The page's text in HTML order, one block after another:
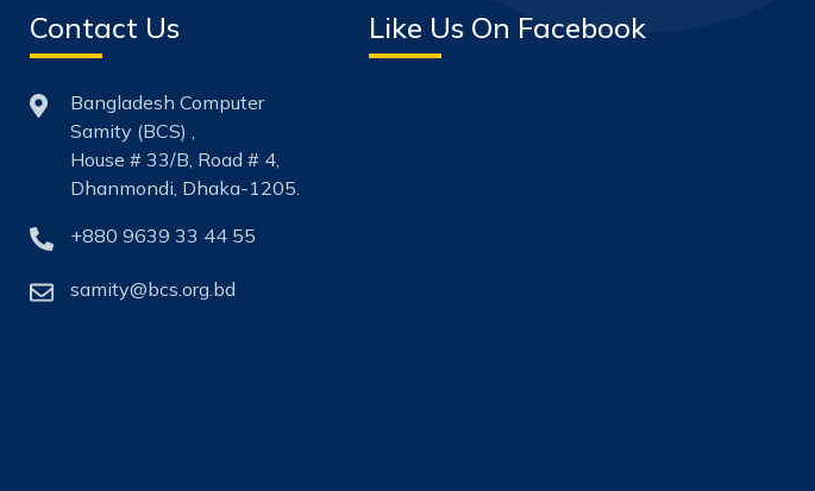
Contact Us
Bangladesh Computer
Samity (BCS) ,
House # 33/B, Road # 4,
Dhanmondi, Dhaka-1205.
+880 9639 33 44 55
samity@bcs.org.bd
Like Us On Facebook